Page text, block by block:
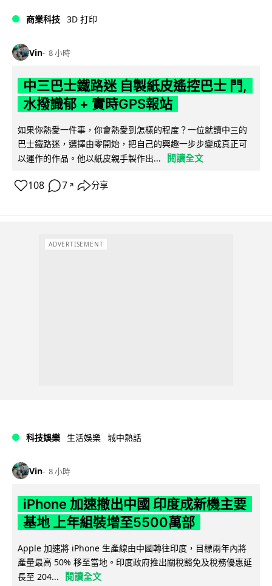
商業科技 3D 打印
Vin 8 小時
中三巴士鐵路迷 自製紙皮遙控巴士 門,
水撥識郁 + 實時GPS報站
如果你熱愛一件事，你會熱愛到怎樣的程度？一位就讀中三的
巴士鐵路迷，選擇由零開始，把自己的興趣一步步變成真正可
以運作的作品。他以紙皮親手製作出...
閱讀全文
108 7 ↗ 分享
ADVERTISEMENT
科技娛樂 生活娛樂 城中熱話
Vin 8 小時
iPhone 加速撤出中國 印度成新機主要
基地 上年組裝增至5500萬部
Apple 加速將 iPhone 生產線由中國轉往印度，目標兩年內將
產量最高 50% 移至當地。印度政府推出關稅豁免及稅務優惠延
長至 204...
閱讀全文